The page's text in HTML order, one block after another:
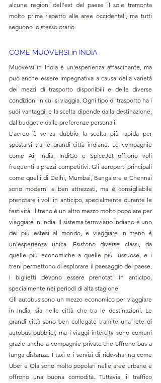
alcune regioni dell'est del paese il sole tramonta
molto prima rispetto alle aree occidentali, ma tutti
seguono lo stesso orario.
COME MUOVERSI in INDIA
Muoversi in India è un'esperienza affascinante, ma
può anche essere impegnativa a causa della varietà
dei mezzi di trasporto disponibili e delle diverse
condizioni in cui si viaggia. Ogni tipo di trasporto ha i
suoi vantaggi, e la scelta dipende dalla destinazione,
dal budget e dalle preferenze personali.
L'aereo è senza dubbio la scelta più rapida per
spostarsi tra le grandi città indiane. Le compagnie
come Air India, IndiGo e SpiceJet offrono voli
frequenti a prezzi competitivi. Gli aeroporti principali
come quelli di Delhi, Mumbai, Bangalore e Chennai
sono moderni e ben attrezzati, ma è consigliabile
prenotare i voli in anticipo, specialmente durante le
festività. Il treno è un altro mezzo molto popolare per
viaggiare in India. Il sistema ferroviario indiano è uno
dei più estesi al mondo, e viaggiare in treno è
un’esperienza unica. Esistono diverse classi, da
quelle più economiche a quelle più lussuose, e i
treni permettono di esplorare il paesaggio del paese.
I biglietti devono essere prenotati in anticipo,
specialmente nei periodi di alta stagione.
Gli autobus sono un mezzo economico per viaggiare
in India, sia nelle città che tra le destinazioni. Le
grandi città sono ben collegate tramite una rete di
autobus pubblici, ma i viaggi intercity sono comuni
grazie anche a compagnie private che offrono bus a
lunga distanza. I taxi e i servizi di ride-sharing come
Uber e Ola sono molto popolari nelle aree urbane e
offrono una buona comodità. Tuttavia, il traffico